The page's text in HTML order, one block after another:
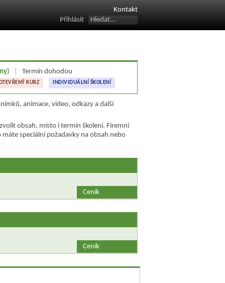
Kontakt
Přihlásit
) Termín dohodou
KURZ INDIVIDUÁLNÍ ŠKOLENÍ
animace, video, odkazy a další
obsah, místo i termín školení. Firemní
speciální požadavky na obsah nebo
Ceník
Ceník